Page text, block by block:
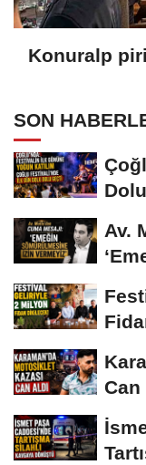
Konuralp
SON
Av.
Can